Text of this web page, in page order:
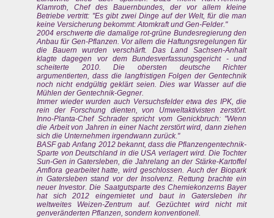
Klamroth, Chef des Bauernbundes, der vor allem kleine
Betriebe vertritt: "Es gibt zwei Dinge auf der Welt, für die man
keine Versicherung bekommt: Atomkraft und Gen-Felder."
2004 erschwerte die damalige rot-grüne Bundesregierung den
Anbau für Gen-Pflanzen. Vor allem die Haftungsregelungen für
die Bauern wurden verschärft. Das Land Sachsen-Anhalt
klagte dagegen vor dem Bundesverfassungsgericht - und
scheiterte 2010. Die obersten deutsche Richter
argumentierten, dass die langfristigen Folgen der Gentechnik
noch nicht endgültig geklärt seien. Dies war Wasser auf die
Mühlen der Gentechnik-Gegner.
Immer wieder wurden auch Versuchsfelder etwa des IPK, die
rein der Forschung dienten, von Umweltaktivisten zerstört.
Inno-Planta-Chef Schrader spricht vom Genickbruch: "Wenn
die Arbeit von Jahren in einer Nacht zerstört wird, dann ziehen
sich die Unternehmen irgendwann zurück."
BASF gab Anfang 2012 bekannt, dass die Pflanzengentechnik-
Sparte von Deutschland in die USA verlagert wird. Die Tochter
Sun-Gen in Gatersleben, die Jahrelang an der Stärke-Kartoffel
Amflora gearbeitet hatte, wird geschlossen. Auch der Biopark
in Gatersleben stand vor der Insolvenz. Rettung brachte ein
neuer Investor. Die Saatgutsparte des Chemiekonzerns Bayer
hat sich 2012 eingemietet und baut in Gatersleben ihr
weltweites Weizen-Zentrum auf. Gezüchtet wird nicht mit
genveränderten Pflanzen, sondern konventionell.